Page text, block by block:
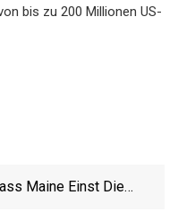
bis zu 200 Millionen US-
Maine Einst Die